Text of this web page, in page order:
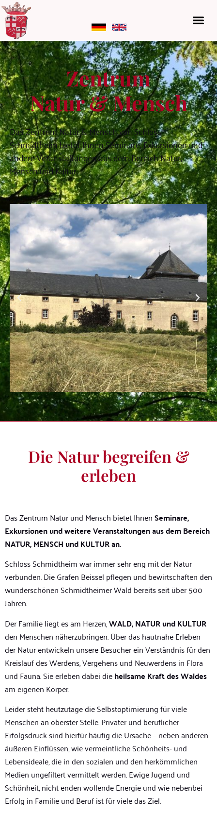
Zentrum
Natur & Mensch
Das Zentrum Natur & Mensch von Schloss
Schmidtheim bietet Ihnen Seminare, Exkursionen und
andere Veranstaltungen aus dem Bereich Natur,
Mensch und Kultur.
Die Natur begreifen &
erleben
Das Zentrum Natur und Mensch bietet IhnenSeminare,
Exkursionen und weitere Veranstaltungen aus dem Bereich
NATUR, MENSCH und KULTUR an.
Schloss Schmidtheim war immer sehr eng mit der Natur
verbunden. Die Grafen Beissel pflegen und bewirtschaften den
wunderschönen Schmidtheimer Wald bereits seit über 500
Jahren.
Der Familie liegt es am Herzen,WALD, NATUR und KULTUR
den Menschen näherzubringen. Über das hautnahe Erleben
der Natur entwickeln unsere Besucher ein Verständnis für den
Kreislauf des Werdens, Vergehens und Neuwerdens in Flora
und Fauna. Sie erleben dabei dieheilsame Kraft des Waldes
am eigenen Körper.
Leider steht heutzutage die Selbstoptimierung für viele
Menschen an oberster Stelle. Privater und beruflicher
Erfolgsdruck sind hierfür häufig die Ursache – neben anderen
äußeren Einflüssen, wie vermeintliche Schönheits- und
Lebensideale, die in den sozialen und den herkömmlichen
Medien ungefiltert vermittelt werden. Ewige Jugend und
Schönheit, nicht enden wollende Energie und wie nebenbei
Erfolg in Familie und Beruf ist für viele das Ziel.